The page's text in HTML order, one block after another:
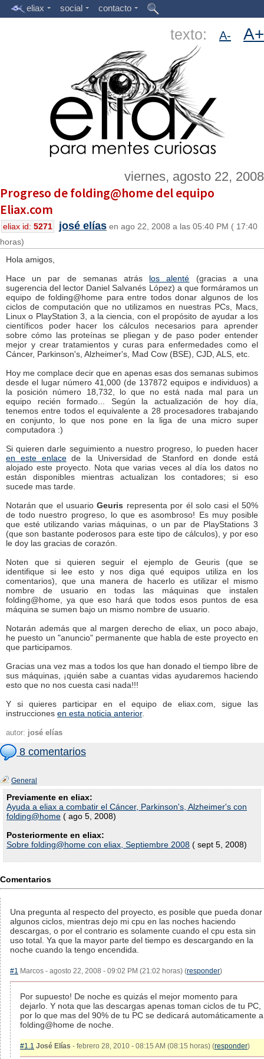
eliax social contacto
texto: A- A+
viernes, agosto 22, 2008
Progreso de folding@home del equipo
Eliax.com
eliax id: 5271 josé elías en ago 22, 2008 a las 05:40 PM ( 17:40
horas)
Hola amigos,
Hace un par de semanas atrás los alenté (gracias a una
sugerencia del lector Daniel Salvanés López) a que formáramos un
equipo de folding@home para entre todos donar algunos de los
ciclos de computación que no utilizamos en nuestras PCs, Macs,
Linux o PlayStation 3, a la ciencia, con el propósito de ayudar a los
científicos poder hacer los cálculos necesarios para aprender
sobre cómo las proteínas se pliegan y de paso poder entender
mejor y crear tratamientos y curas para enfermedades como el
Cáncer, Parkinson's, Alzheimer's, Mad Cow (BSE), CJD, ALS, etc.
Hoy me complace decir que en apenas esas dos semanas subimos
desde el lugar número 41,000 (de 137872 equipos e individuos) a
la posición número 18,732, lo que no está nada mal para un
equipo recién formado... Según la actualización de hoy día,
tenemos entre todos el equivalente a 28 procesadores trabajando
en conjunto, lo que nos pone en la liga de una micro super
computadora :)
Si quieren darle seguimiento a nuestro progreso, lo pueden hacer
en este enlacede la Universidad de Stanford en donde está
alojado este proyecto. Nota que varias veces al día los datos no
están disponibles mientras actualizan los contadores; si eso
sucede mas tarde.
Notarán que el usuarioGeuris representa por él solo casi el 50%
de todo nuestro progreso, lo que es asombroso! Es muy posible
que esté utilizando varias máquinas, o un par de PlayStations 3
(que son bastante poderosos para este tipo de cálculos), y por eso
le doy las gracias de corazón.
Noten que si quieren seguir el ejemplo de Geuris (que se
identifique si lee esto y nos diga qué equipos utiliza en los
comentarios), que una manera de hacerlo es utilizar el mismo
nombre de usuario en todas las máquinas que instalen
folding@home, ya que eso hará que todos esos puntos de esa
máquina se sumen bajo un mismo nombre de usuario.
Notarán además que al margen derecho de eliax, un poco abajo,
he puesto un "anuncio" permanente que habla de este proyecto en
que participamos.
Gracias una vez mas a todos los que han donado el tiempo libre de
sus máquinas, ¡quién sabe a cuantas vidas ayudaremos haciendo
esto que no nos cuesta casi nada!!!
Y si quieres participar en el equipo de eliax.com, sigue las
instrucciones en esta noticia anterior.
autor: josé elías
8 comentarios
General
Previamente en eliax:
Ayuda a eliax a combatir el Cáncer, Parkinson's, Alzheimer's con
folding@home ( ago 5, 2008)
Posteriormente en eliax:
Sobre folding@home con eliax, Septiembre 2008 ( sept 5, 2008)
Comentarios
Una pregunta al respecto del proyecto, es posible que pueda donar
algunos ciclos, mientras dejo mi cpu en las noches haciendo
descargas, o por el contrario es solamente cuando el cpu esta sin
uso total. Ya que la mayor parte del tiempo es descargando en la
noche cuando la tengo encendida.
#1 Marcos - agosto 22, 2008 - 09:02 PM (21:02 horas) (responder)
Por supuesto! De noche es quizás el mejor momento para
dejarlo. Y nota que las descargas apenas toman ciclos de tu PC,
por lo que mas del 90% de tu PC se dedicará automáticamente a
folding@home de noche.
#1.1 José Elías - febrero 28, 2010 - 08:15 AM (08:15 horas) (responder)